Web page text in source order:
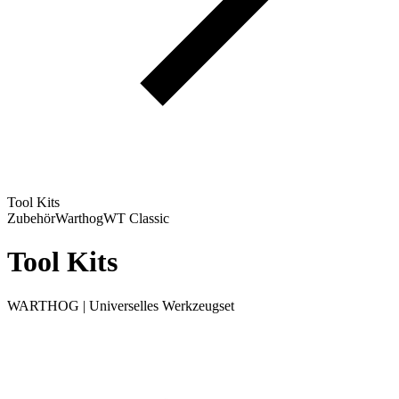
Tool Kits
ZubehörWarthogWT Classic
Tool Kits
WARTHOG | Universelles Werkzeugset